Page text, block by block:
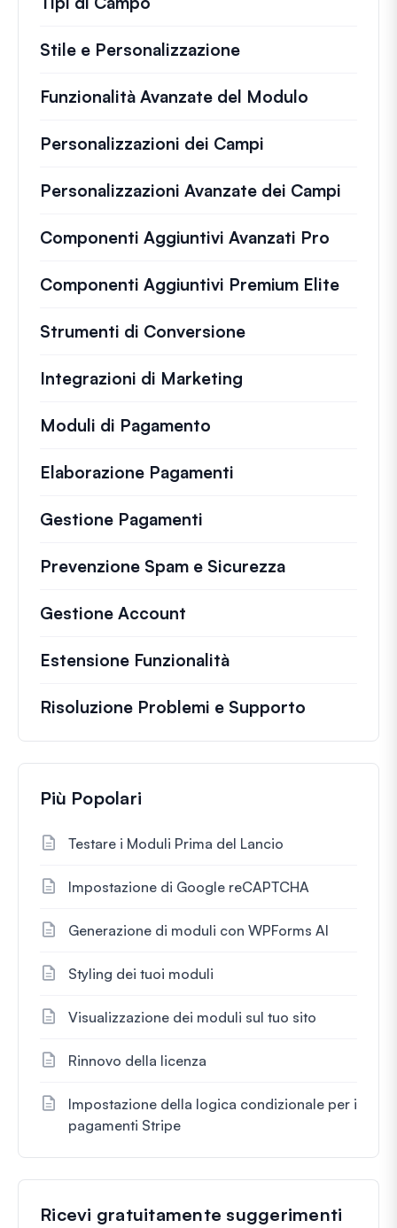
Stile e Personalizzazione
Funzionalità Avanzate del Modulo
Personalizzazioni dei Campi
Personalizzazioni Avanzate dei Campi
Componenti Aggiuntivi Avanzati Pro
Componenti Aggiuntivi Premium Elite
Strumenti di Conversione
Integrazioni di Marketing
Moduli di Pagamento
Elaborazione Pagamenti
Gestione Pagamenti
Prevenzione Spam e Sicurezza
Gestione Account
Estensione Funzionalità
Risoluzione Problemi e Supporto
Più Popolari
Testare i Moduli Prima del Lancio
Impostazione di Google reCAPTCHA
Generazione di moduli con WPForms AI
Styling dei tuoi moduli
Visualizzazione dei moduli sul tuo sito
Rinnovo della licenza
Impostazione della logica condizionale per i
pagamenti Stripe
Ricevi gratuitamente suggerimenti